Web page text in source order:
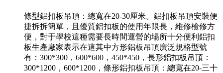
條型鋁扣板吊頂：總寬在20-30厘米。鋁扣板吊頂安裝便
捷拆拆簡單，且優質鋁扣板的使用年限長，維修檢修方
便，對于學校這種需要長時間運營的場所十分便利鋁扣
板生產廠家表示在這其中方形鋁板吊頂廣泛規格型號
有：300*300，600*600，450*450，長形鋁扣板吊頂：
300*1200，600*1200，條形鋁扣板吊頂：總寬在20-三十